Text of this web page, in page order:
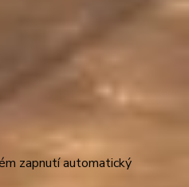
zapnutí automatický